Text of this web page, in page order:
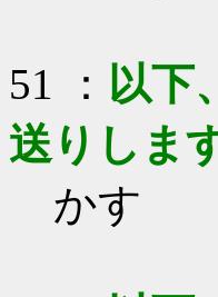
51 ： 以下
送りしま
かす